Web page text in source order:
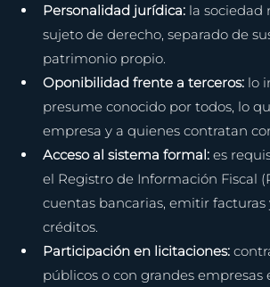
Personalidad jurídica: la sociedad
sujeto de derecho, separado de
patrimonio propio.
Oponibilidad frente a terceros: lo
presume conocido por todos, lo
empresa y a quienes contratan
Acceso al sistema formal: es
el Registro de Información Fiscal
cuentas bancarias, emitir facturas
créditos.
Participación en licitaciones:
públicos o con grandes empresas